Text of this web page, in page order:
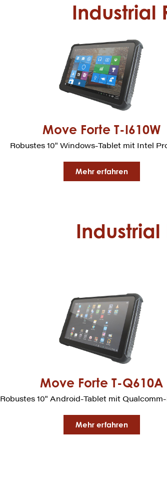
Industrial
Move Forte T-I610W
Robustes 10" Windows-Tablet mit Intel
Mehr erfahren
Move Forte T-Q610A
Robustes 10" Android-Tablet mit
Mehr erfahren